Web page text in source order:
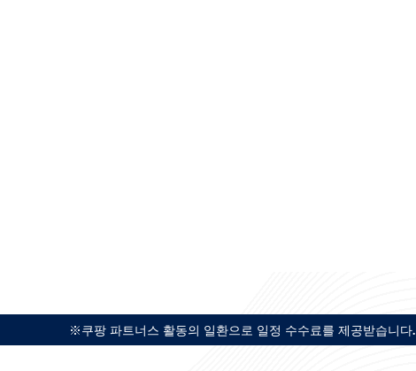
※쿠팡 파트너스 활동의 일환으로 일정 수수료를 제공받습니다.